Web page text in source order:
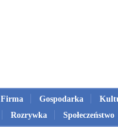
Firma Gospodarka
Rozrywka Społeczeństwo